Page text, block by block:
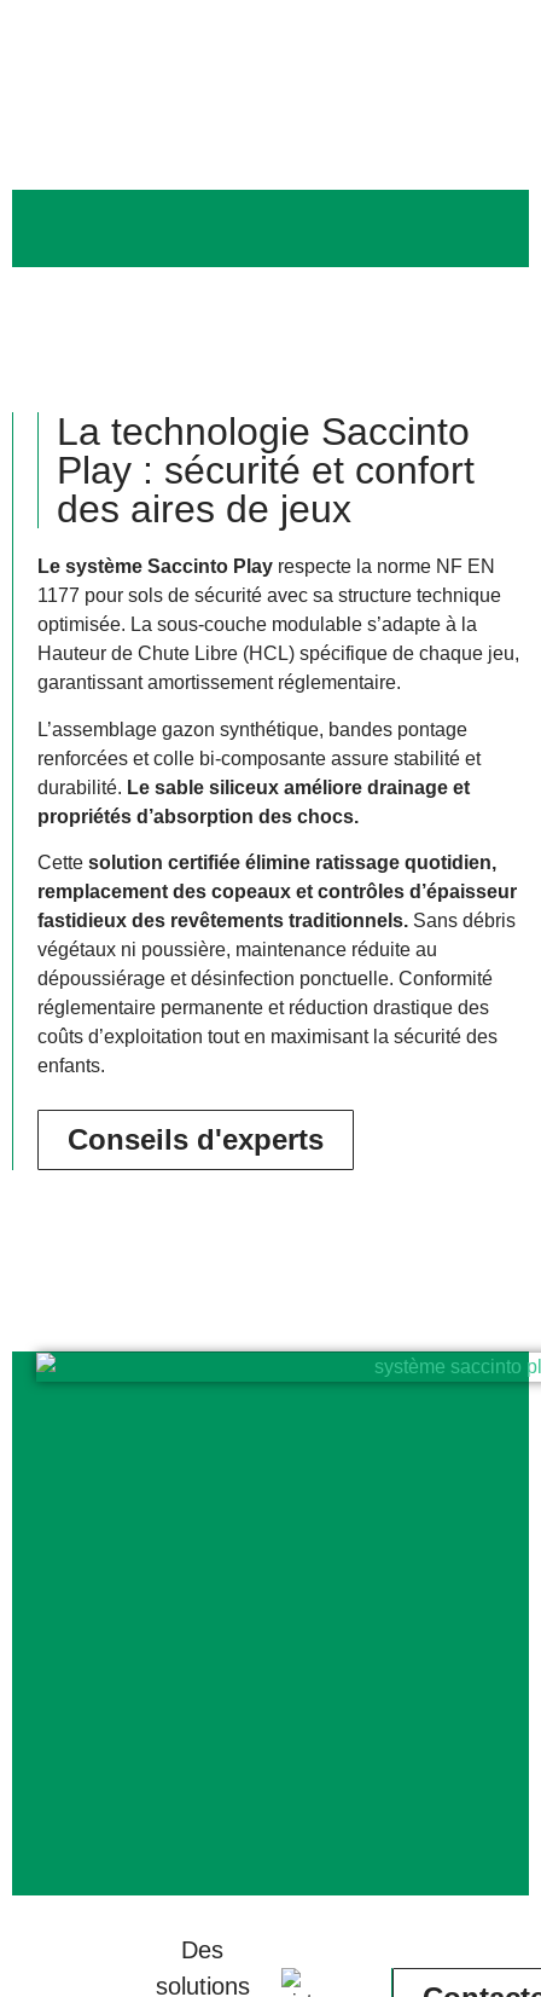
La technologie Saccinto
Play : sécurité et confort
des aires de jeux
Le système Saccinto Play respecte la norme NF EN
1177 pour sols de sécurité avec sa structure technique
optimisée. La sous-couche modulable s’adapte à la
Hauteur de Chute Libre (HCL) spécifique de chaque jeu,
garantissant amortissement réglementaire.
L’assemblage gazon synthétique, bandes pontage
renforcées et colle bi-composante assure stabilité et
durabilité. Le sable siliceux améliore drainage et
propriétés d’absorption des chocs.
Cette solution certifiée élimine ratissage quotidien,
remplacement des copeaux et contrôles d’épaisseur
fastidieux des revêtements traditionnels. Sans débris
végétaux ni poussière, maintenance réduite au
dépoussiérage et désinfection ponctuelle. Conformité
réglementaire permanente et réduction drastique des
coûts d’exploitation tout en maximisant la sécurité des
enfants.
Conseils d'experts
Des
solutions